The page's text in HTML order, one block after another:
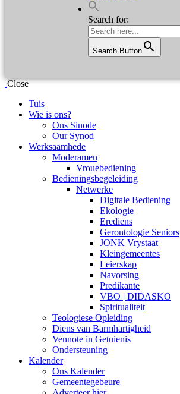
Search for:
Search Button
Close
Tuis
Wie is ons?
Ons Sinode
Our Synod
Werksaamhede
Moderamen
Vrouebediening
Bedieningsbegeleiding
Netwerke
Digitale Bediening
Ekologie
Erediens
Gerontologie Seniors
JONK Vrystaat
Kleingemeentes
Leierskap
Navorsing
Predikante
VBO | DIDASKO
Spiritualiteit
Teologiese Opleiding
Diens van Barmhartigheid
Vennote in Getuienis
Ondersteuning
Kalender
Ons Kalender
Gemeentegebeure